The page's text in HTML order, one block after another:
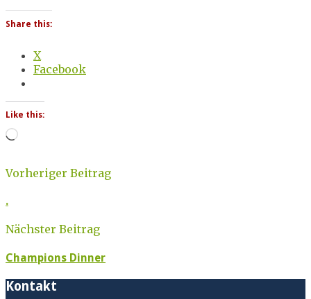
Share this:
X
Facebook
Like this:
Loading…
Vorheriger Beitrag
.
Nächster Beitrag
Champions Dinner
Kontakt